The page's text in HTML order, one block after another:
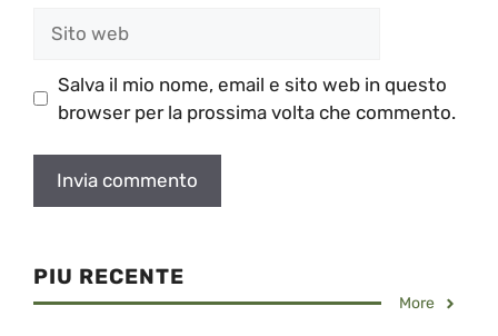
web
Salva il mio nome, email e sito web in questo
browser per la prossima volta che commento.
PIU RECENTE
More